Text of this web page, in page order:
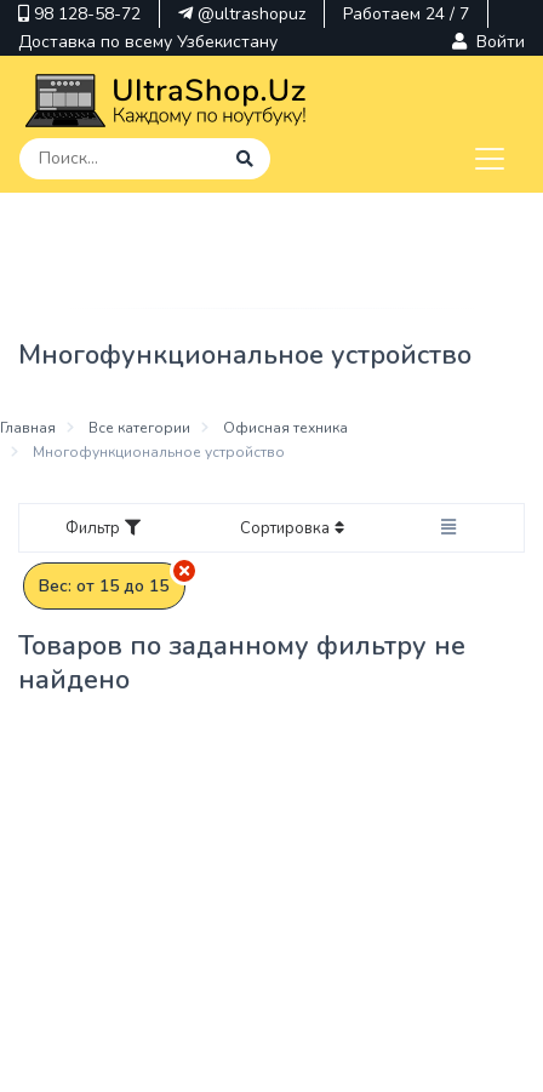
98 128-58-72 @ultrashopuz
Работаем 24 / 7
Доставка по всему Узбекистану
Войти
Hp
Многофункциональное устройство
Главная Все категории
Офисная техника
Многофункциональное устройство
Фильтр Сортировка
Вес: от 15 до 15
Товаров по заданному фильтру не
найдено